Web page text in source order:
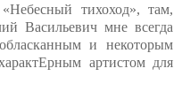
тихоход», там,
Васильевич мне всегда
и некоторым
артистом для